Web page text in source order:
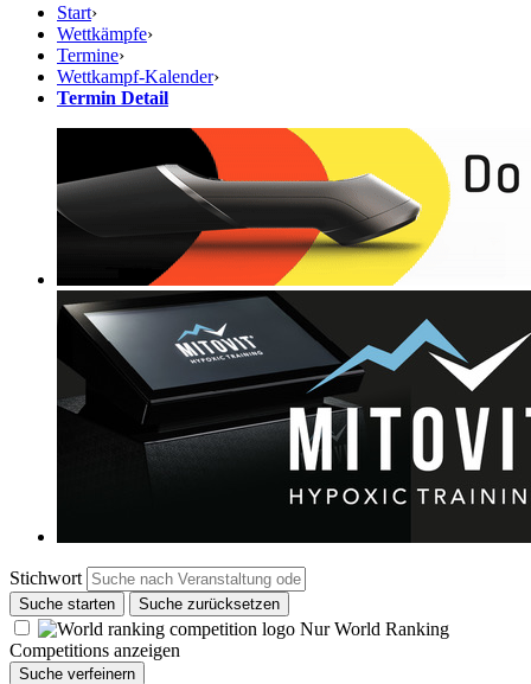
Start›
Wettkämpfe›
Termine›
Wettkampf-Kalender›
Termin Detail
Stichwort
Suche starten Suche zurücksetzen
Nur World Ranking
Competitions anzeigen
Suche verfeinern